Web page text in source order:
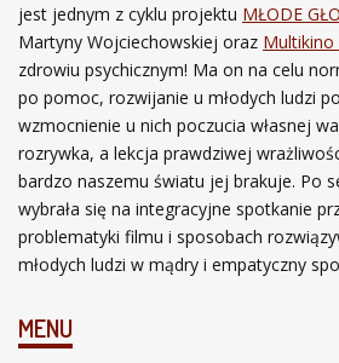
jest jednym z cyklu projektu MŁODE
Martyny Wojciechowskiej oraz Multikino
zdrowiu psychicznym! Ma on na celu
po pomoc, rozwijanie u młodych ludzi
wzmocnienie u nich poczucia własnej
rozrywka, a lekcja prawdziwej
bardzo naszemu światu jej brakuje. Po
wybrała się na integracyjne spotkanie
problematyki filmu i sposobach
młodych ludzi w mądry i empatyczny
MENU